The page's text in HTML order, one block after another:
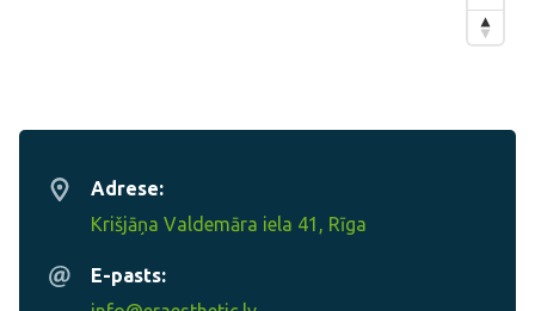
Adrese:
Krišjāņa Valdemāra iela 41, Rīga
E-pasts: